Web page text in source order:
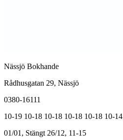
Nässjö Bokhande
Rådhusgatan 29, Nässjö
0380-16111
10-19 10-18 10-18 10-18 10-18 10-14
01/01, Stängt 26/12, 11-15